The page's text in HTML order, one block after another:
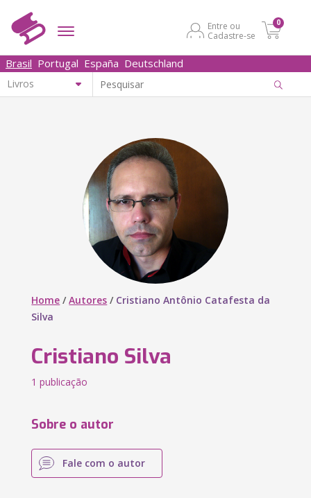
Entre ou
Cadastre-se
0
Brasil Portugal España Deutschland
Home /Autores / Cristiano Antônio Catafesta da
Silva
Cristiano Silva
1 publicação
Sobre o autor
Fale com o autor